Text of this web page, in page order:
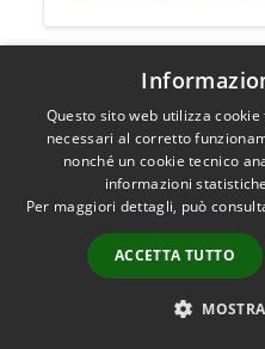
Ufficio
documento
Ufficio Urbanistica
Questo sito web utilizza
necessari al corretto
nonché un cookie tecnico
informazioni
Per maggiori dettagli, può
ACCETTA TUTTO